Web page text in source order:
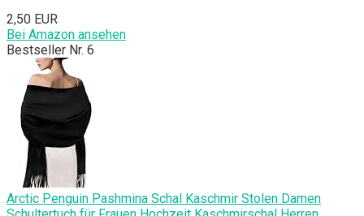
2,50 EUR
Bei Amazon ansehen
Bestseller Nr. 6
Arctic Penguin Pashmina Schal Kaschmir Stolen Damen